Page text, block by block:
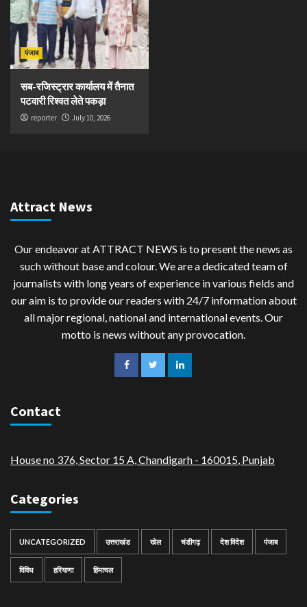
पंजाब
सब-रजिस्ट्रार कार्यालय में तैनात
पटवारी रिश्वत लेते पकड़ा
reporter July 10, 2026
Attract News
Our endeavor at ATTRACT NEWS is to present the news as
such without base and colour. We are a dedicated team of
journalists with long years of experience in various fields and
our aim is to provide our readers with 24/7 information about
all major regional, national and international events. Our
motto is news without any provocation.
Contact
House no 376, Sector 15 A, Chandigarh - 160015 Punjab
Categories
UNCATEGORIZED उत्तराखंड खेल चंडीगढ़ देश विदेश पंजाब
विविध हरियाणा हिमाचल